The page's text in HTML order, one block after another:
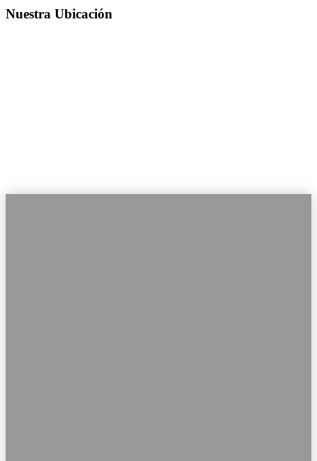
Nuestra Ubicación